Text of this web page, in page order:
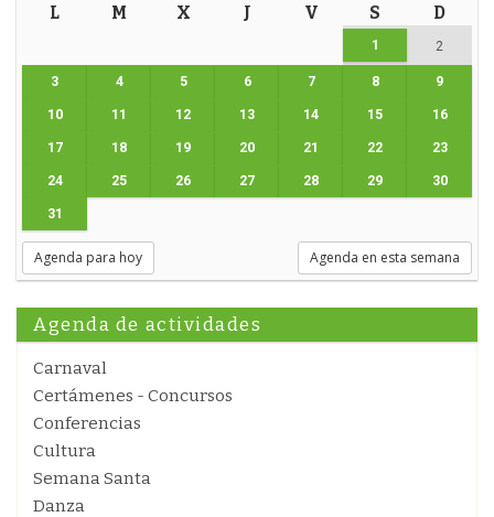
L M X J V S D
1 2
3 4 5 6 7 8 9
10 11 12 13 14 15 16
17 18 19 20 21 22 23
24 25 26 27 28 29 30
31
Agenda para hoy Agenda en esta semana
Agenda de actividades
Carnaval
Certámenes - Concursos
Conferencias
Cultura
Semana Santa
Danza